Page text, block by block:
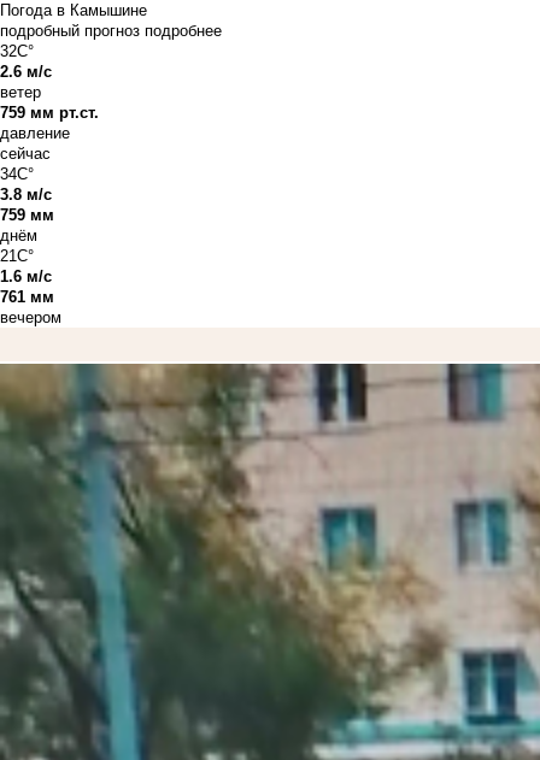
Погода в Камышине
подробный прогноз подробнее
32C°
2.6 м/с
ветер
759 мм рт.ст.
давление
сейчас
34C°
3.8 м/с
759 мм
днём
21C°
1.6 м/с
761 мм
вечером